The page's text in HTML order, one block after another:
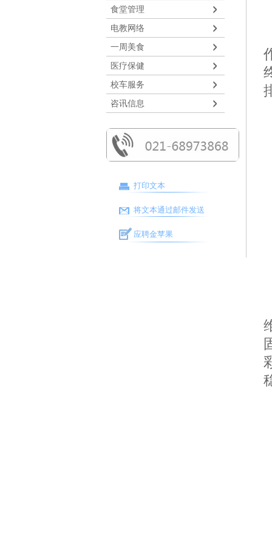
食堂管理
电教网络
一周美食
医疗保健
校车服务
咨讯信息
打印文本
将文本通过邮件发送
应聘金苹果